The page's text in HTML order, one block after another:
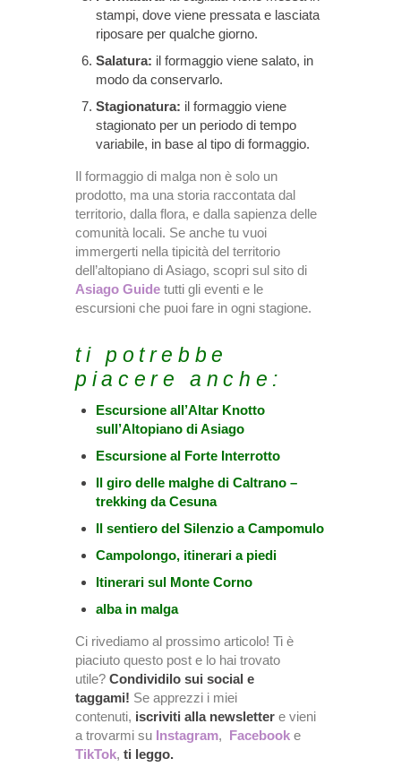
stampi, dove viene pressata e lasciata
riposare per qualche giorno.
Salatura: il formaggio viene salato, in
modo da conservarlo.
Stagionatura: il formaggio viene
stagionato per un periodo di tempo
variabile, in base al tipo di formaggio.
Il formaggio di malga non è solo un
prodotto, ma una storia raccontata dal
territorio, dalla flora, e dalla sapienza delle
comunità locali. Se anche tu vuoi
immergerti nella tipicità del territorio
dell’altopiano di Asiago, scopri sul sito di
Asiago Guide tutti gli eventi e le
escursioni che puoi fare in ogni stagione.
ti potrebbe
piacere anche:
Escursione all’Altar Knotto
sull’Altopiano di Asiago
Escursione al Forte Interrotto
Il giro delle malghe di Caltrano –
trekking da Cesuna
Il sentiero del Silenzio a Campomulo
Campolongo, itinerari a piedi
Itinerari sul Monte Corno
alba in malga
Ci rivediamo al prossimo articolo! Ti è
piaciuto questo post e lo hai trovato
utile? Condividilo sui social e
taggami! Se apprezzi i miei
contenuti, iscriviti alla newsletter e vieni
a trovarmi su Instagram, Facebook e
TikTok, ti leggo.